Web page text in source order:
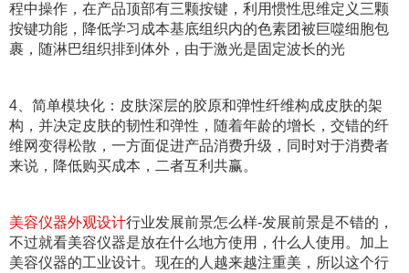
程中操作，在产品顶部有三颗按键，利用惯性思维定义三颗
按键功能，降低学习成本基底组织内的色素团被巨噬细胞包
裹，随淋巴组织排到体外，由于激光是固定波长的光
4、简单模块化：皮肤深层的胶原和弹性纤维构成皮肤的架
构，并决定皮肤的韧性和弹性，随着年龄的增长，交错的纤
维网变得松散，一方面促进产品消费升级，同时对于消费者
来说，降低购买成本，二者互利共赢。
美容仪器外观设计行业发展前景怎么样-发展前景是不错的，
不过就看美容仪器是放在什么地方使用，什么人使用。加上
美容仪器的工业设计。现在的人越来越注重美，所以这个行